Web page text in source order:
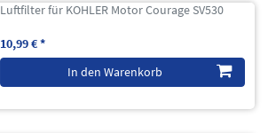
Luftfilter für KOHLER Motor Courage SV530
10,99 € *
In den Warenkorb